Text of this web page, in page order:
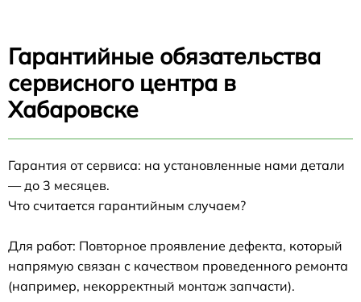
Гарантийные обязательства
сервисного центра в
Хабаровске
Гарантия от сервиса: на установленные нами детали
— до 3 месяцев.
Что считается гарантийным случаем?
Для работ: Повторное проявление дефекта, который
напрямую связан с качеством проведенного ремонта
(например, некорректный монтаж запчасти).